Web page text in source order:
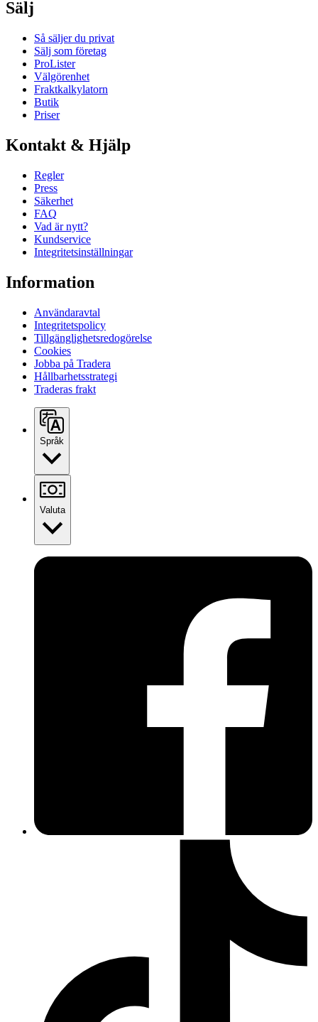
Sälj
Så säljer du privat
Sälj som företag
ProLister
Välgörenhet
Fraktkalkylatorn
Butik
Priser
Kontakt & Hjälp
Regler
Press
Säkerhet
FAQ
Vad är nytt?
Kundservice
Integritetsinställningar
Information
Användaravtal
Integritetspolicy
Tillgänglighetsredogörelse
Cookies
Jobba på Tradera
Hållbarhetsstrategi
Traderas frakt
Språk
Valuta